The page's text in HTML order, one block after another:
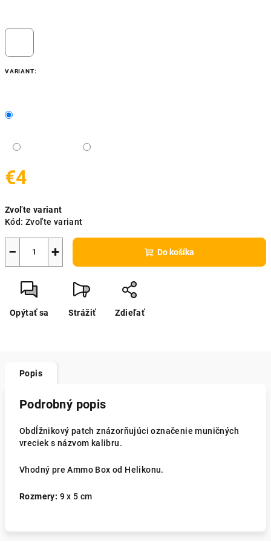
VARIANT:
€4
cena:
Zvoľte variant
Kód: Zvoľte variant
+
− Do košíka
Opýtať sa Strážiť Zdieľať
Popis
Podrobný popis
Obdĺžnikový patch znázorňujúci označenie muničných
vreciek s názvom kalibru.
Vhodný pre Ammo Box od Helikonu.
Rozmery: 9 x 5 cm